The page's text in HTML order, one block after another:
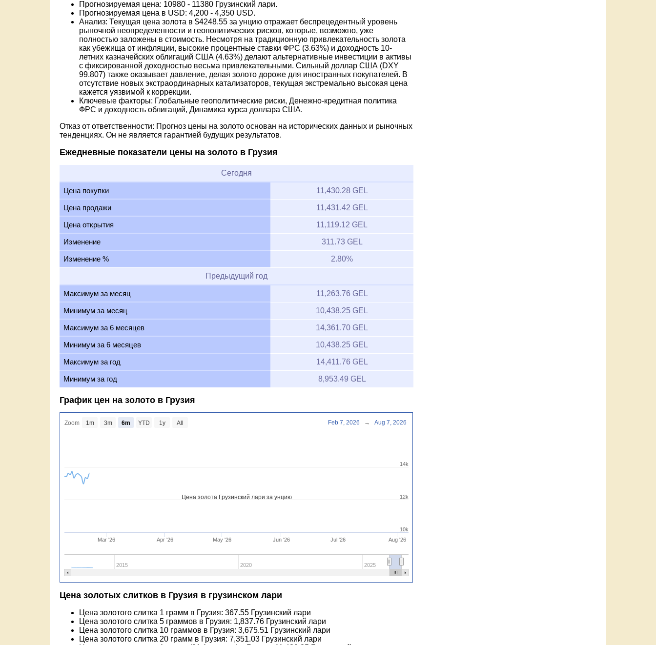
Прогнозируемая цена: 10980 - 11380 Грузинский лари.
Прогнозируемая цена в USD: 4,200 - 4,350 USD.
Анализ: Текущая цена золота в $4248.55 за унцию отражает беспрецедентный уровень
рыночной неопределенности и геополитических рисков, которые, возможно, уже
полностью заложены в стоимость. Несмотря на традиционную привлекательность золота
как убежища от инфляции, высокие процентные ставки ФРС (3.63%) и доходность 10-
летних казначейских облигаций США (4.63%) делают альтернативные инвестиции в активы
с фиксированной доходностью весьма привлекательными. Сильный доллар США (DXY
99.807) также оказывает давление, делая золото дороже для иностранных покупателей. В
отсутствие новых экстраординарных катализаторов, текущая экстремально высокая цена
кажется уязвимой к коррекции.
Ключевые факторы: Глобальные геополитические риски, Денежно-кредитная политика
ФРС и доходность облигаций, Динамика курса доллара США.
Отказ от ответственности: Прогноз цены на золото основан на исторических данных и рыночных
тенденциях. Он не является гарантией будущих результатов.
Ежедневные показатели цены на золото в Грузия
Сегодня
Цена покупки 11,430.28 GEL
Цена продажи 11,431.42 GEL
Цена открытия 11,119.12 GEL
Изменение 311.73 GEL
Изменение % 2.80%
Предыдущий год
Максимум за месяц 11,263.76 GEL
Минимум за месяц 10,438.25 GEL
Максимум за 6 месяцев 14,361.70 GEL
Минимум за 6 месяцев 10,438.25 GEL
Максимум за год 14,411.76 GEL
Минимум за год 8,953.49 GEL
График цен на золото в Грузия
Цена золота Грузинский лари за унцию
Mar '26 Apr '26 May '26 Jun '26 Jul '26 Aug '26
2015 2020 2025
10k
12k
14k
Zoom 1m 3m 6m YTD 1y All Feb 7, 2026 → Aug 7, 2026
Цена золотых слитков в Грузия в грузинском лари
Цена золотого слитка 1 грамм в Грузия: 367.55 Грузинский лари
Цена золотого слитка 5 граммов в Грузия: 1,837.76 Грузинский лари
Цена золотого слитка 10 граммов в Грузия: 3,675.51 Грузинский лари
Цена золотого слитка 20 грамм в Грузия: 7,351.03 Грузинский лари